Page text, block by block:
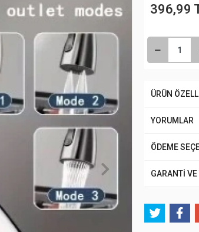
396,99
ÜRÜN
YORUMLAR
ÖDEME
GARANTİ